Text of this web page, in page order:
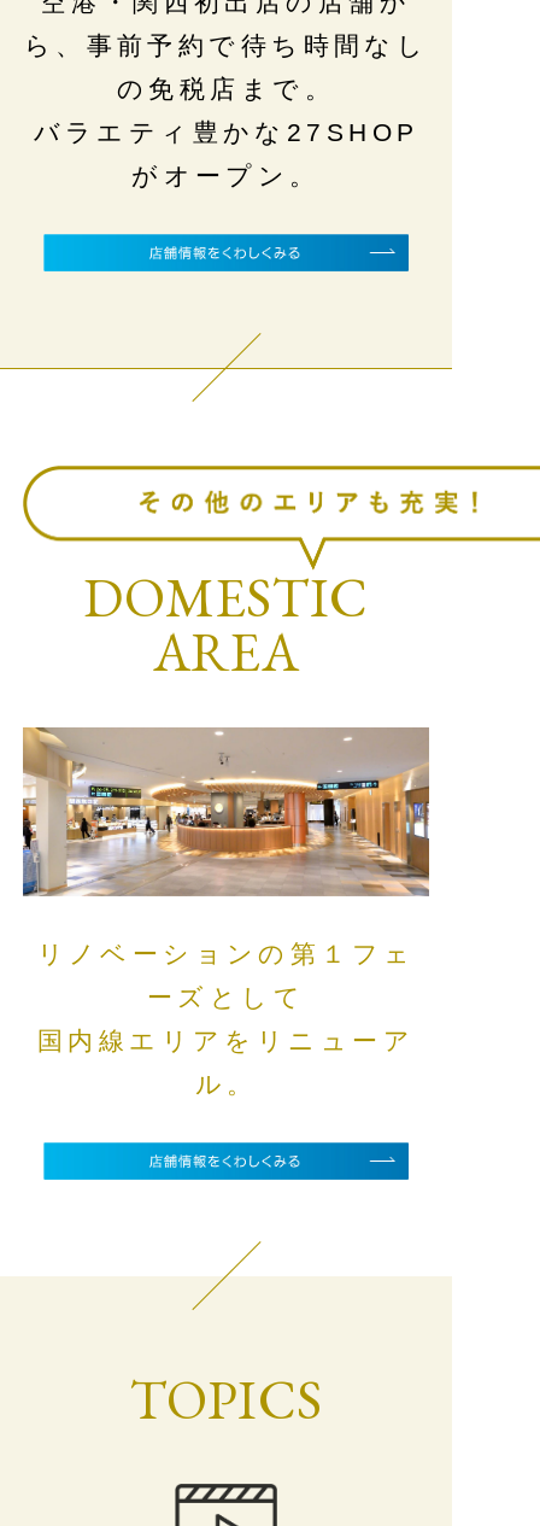
ら、事前予約で待ち時間なし
の免税店まで。
バラエティ豊かな27SHOP
がオープン。
DOMESTIC
AREA
リノベーションの第１フェ
ーズとして
国内線エリアをリニューア
ル。
TOPICS